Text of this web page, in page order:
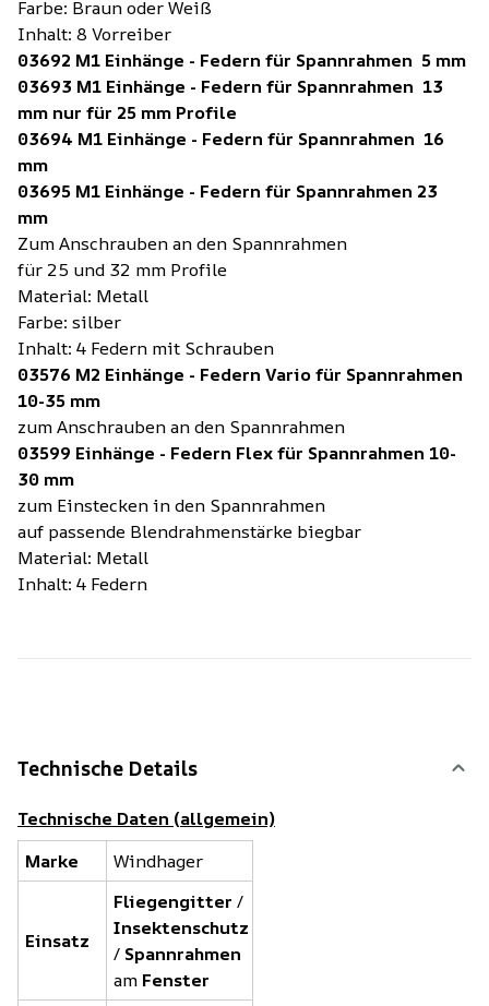
Farbe: Braun oder Weiß
Inhalt: 8 Vorreiber
03692 M1 Einhänge - Federn für Spannrahmen 5 mm
03693 M1 Einhänge - Federn für Spannrahmen 13
mm nur für 25 mm Profile
03694 M1 Einhänge - Federn für Spannrahmen 16
mm
03695 M1 Einhänge - Federn für Spannrahmen 23
mm
Zum Anschrauben an den Spannrahmen
für 25 und 32 mm Profile
Material: Metall
Farbe: silber
Inhalt: 4 Federn mit Schrauben
03576 M2 Einhänge - Federn Vario für Spannrahmen
10-35 mm
zum Anschrauben an den Spannrahmen
03599 Einhänge - Federn Flex für Spannrahmen 10-
30 mm
zum Einstecken in den Spannrahmen
auf passende Blendrahmenstärke biegbar
Material: Metall
Inhalt: 4 Federn
Technische Details
Technische Daten (allgemein)
Marke
Windhager
Einsatz
Fliegengitter /
Insektenschutz
/ Spannrahmen
amFenster